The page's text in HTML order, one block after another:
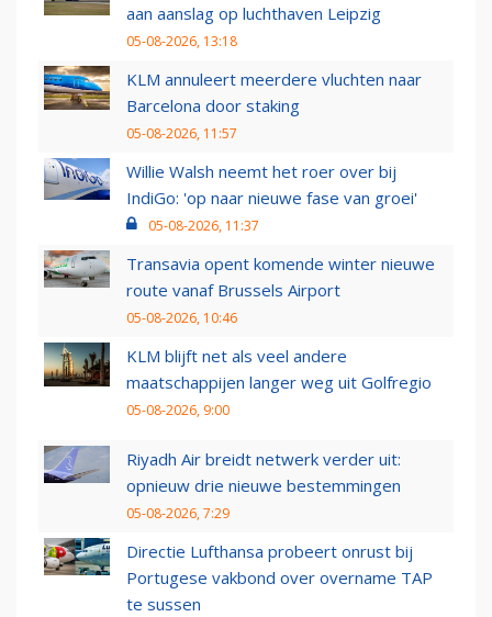
aan aanslag op luchthaven Leipzig
05-08-2026, 13:18
KLM annuleert meerdere vluchten naar
Barcelona door staking
05-08-2026, 11:57
Willie Walsh neemt het roer over bij
IndiGo: 'op naar nieuwe fase van groei'
05-08-2026, 11:37
Transavia opent komende winter nieuwe
route vanaf Brussels Airport
05-08-2026, 10:46
KLM blijft net als veel andere
maatschappijen langer weg uit Golfregio
05-08-2026, 9:00
Riyadh Air breidt netwerk verder uit:
opnieuw drie nieuwe bestemmingen
05-08-2026, 7:29
Directie Lufthansa probeert onrust bij
Portugese vakbond over overname TAP
te sussen